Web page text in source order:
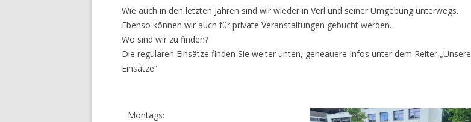
Wie auch in den letzten Jahren sind wir wieder in Verl und seiner Umgebung unterwegs.
Ebenso können wir auch für private Veranstaltungen gebucht werden.
Wo sind wir zu finden?
Die regulären Einsätze finden Sie weiter unten, geneauere Infos unter dem Reiter „Unsere
Einsätze“.
Montags: